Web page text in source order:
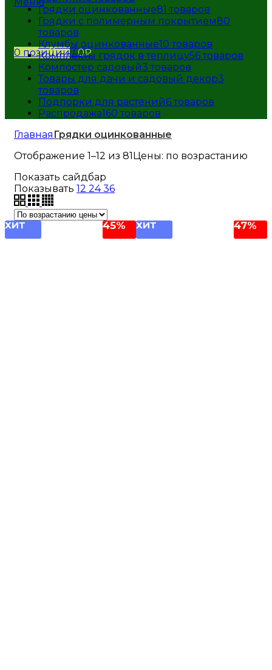
0 позиции / 0₽
Грядки оцинкованные81 товаров
Грядки с полимерным покрытием80
товаров
Клумбы оцинкованные10 товаров
Комплекты грядок в теплицу56 товаров
Компостер садовый3 товаров
Товары для дачи и садовый декор3
товаров
Подпорки для растений6 товаров
Распродажа160 товаров
Главная Грядки оцинкованные
Отображение 1–12 из 81Цены: по возрастанию
Показать сайдбар
Показывать 12 24 36
ХИТ 45% ХИТ 47%